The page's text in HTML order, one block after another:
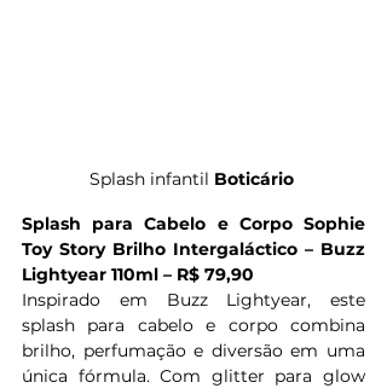
Splash infantil Boticário
Splash para Cabelo e Corpo Sophie
Toy Story Brilho Intergaláctico – Buzz
Lightyear 110ml – R$ 79,90
Inspirado em Buzz Lightyear, este
splash para cabelo e corpo combina
brilho, perfumação e diversão em uma
única fórmula. Com glitter para glow